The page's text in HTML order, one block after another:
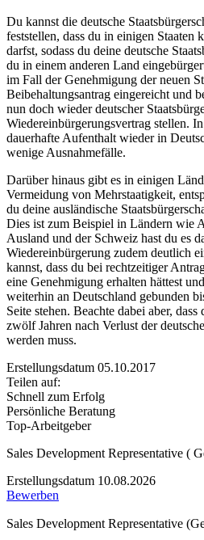
Du kannst die deutsche
feststellen, dass du in einigen Staaten
darfst, sodass du deine deutsche
du in einem anderen Land
im Fall der Genehmigung der neuen
Beibehaltungsantrag eingereicht und
nun doch wieder deutscher
Wiedereinbürgerungsvertrag stellen.
dauerhafte Aufenthalt wieder in
wenige Ausnahmefälle.
Darüber hinaus gibt es in einigen
Vermeidung von Mehrstaatigkeit,
du deine ausländische
Dies ist zum Beispiel in Ländern wie
Ausland und der Schweiz hast du es
Wiedereinbürgerung zudem deutlich
kannst, dass du bei rechtzeitiger
eine Genehmigung erhalten hättest
weiterhin an Deutschland gebunden
Seite stehen. Beachte dabei aber,
zwölf Jahren nach Verlust der
werden muss.
Erstellungsdatum 05.10.2017
Teilen auf:
Schnell zum Erfolg
Persönliche Beratung
Top-Arbeitgeber
Sales Development Representative (
Erstellungsdatum 10.08.2026
Bewerben
Sales Development Representative